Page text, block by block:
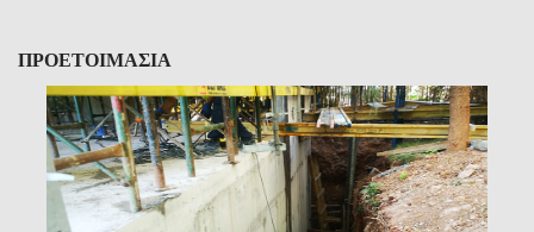
ΠΡΟΕΤΟΙΜΑΣΙΑ